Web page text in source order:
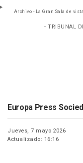
Archivo - La Gran Sala de
- TRIBUNAL
Europa Press
Jueves, 7 mayo 2026
Actualizado: 16:16